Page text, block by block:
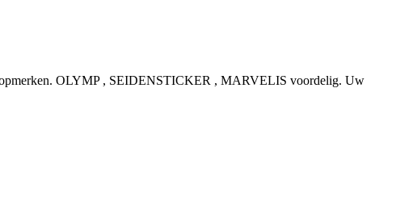
topmerken. OLYMP , SEIDENSTICKER , MARVELIS voordelig. Uw